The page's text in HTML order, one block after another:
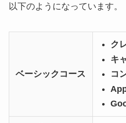
以下のようになっています。
ベーシックコース
ク
キ
コ